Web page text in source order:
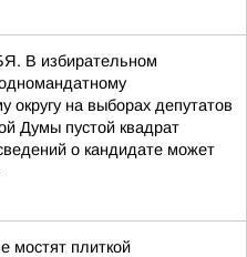
В избирательном
округу на выборах депутатов
Думы пустой квадрат
о кандидате может
мостят плиткой